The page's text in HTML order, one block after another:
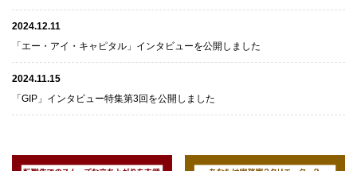
2024.12.11
「エー・アイ・キャピタル」インタビューを公開しました
2024.11.15
「GIP」インタビュー特集第3回を公開しました